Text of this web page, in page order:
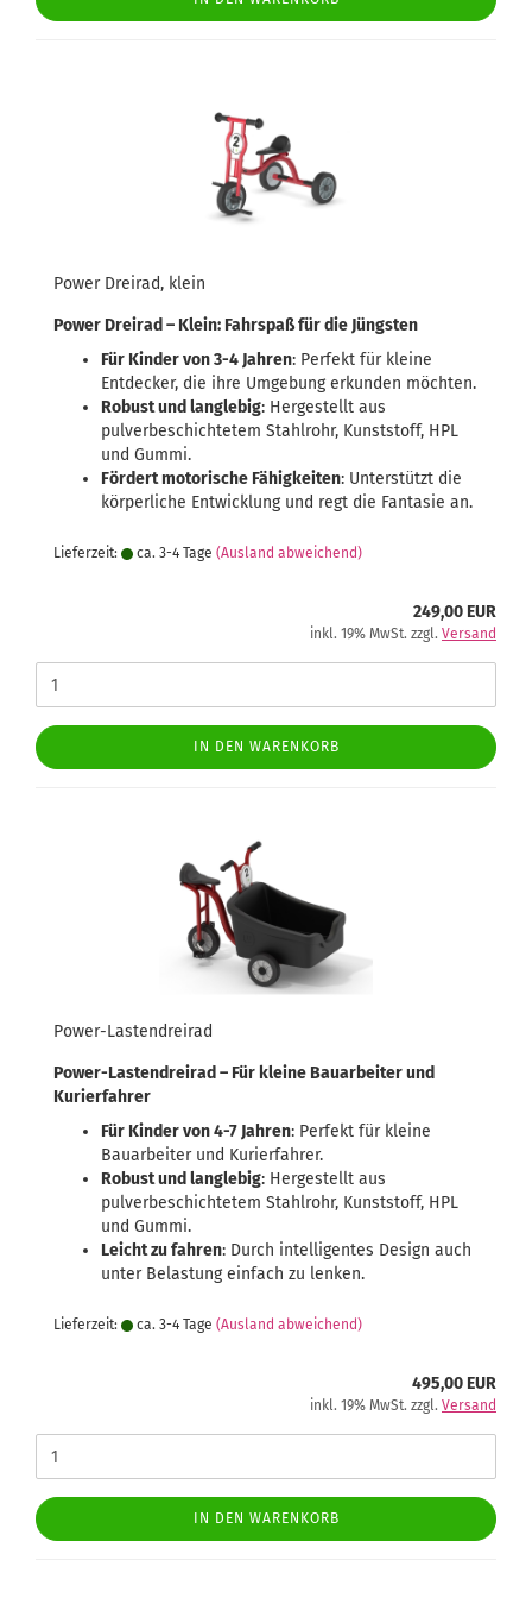
Power Dreirad, klein
Power Dreirad – Klein: Fahrspaß für die Jüngsten
Für Kinder von 3-4 Jahren: Perfekt für kleine
Entdecker, die ihre Umgebung erkunden möchten.
Robust und langlebig: Hergestellt aus
pulverbeschichtetem Stahlrohr, Kunststoff, HPL
und Gummi.
Fördert motorische Fähigkeiten: Unterstützt die
körperliche Entwicklung und regt die Fantasie an.
Lieferzeit: ca. 3-4 Tage (Ausland abweichend)
249,00 EUR
inkl. 19% MwSt. zzgl. Versand
IN DEN WARENKORB
Power-Lastendreirad
Power-Lastendreirad – Für kleine Bauarbeiter und
Kurierfahrer
Für Kinder von 4-7 Jahren: Perfekt für kleine
Bauarbeiter und Kurierfahrer.
Robust und langlebig: Hergestellt aus
pulverbeschichtetem Stahlrohr, Kunststoff, HPL
und Gummi.
Leicht zu fahren: Durch intelligentes Design auch
unter Belastung einfach zu lenken.
Lieferzeit: ca. 3-4 Tage (Ausland abweichend)
495,00 EUR
inkl. 19% MwSt. zzgl. Versand
IN DEN WARENKORB